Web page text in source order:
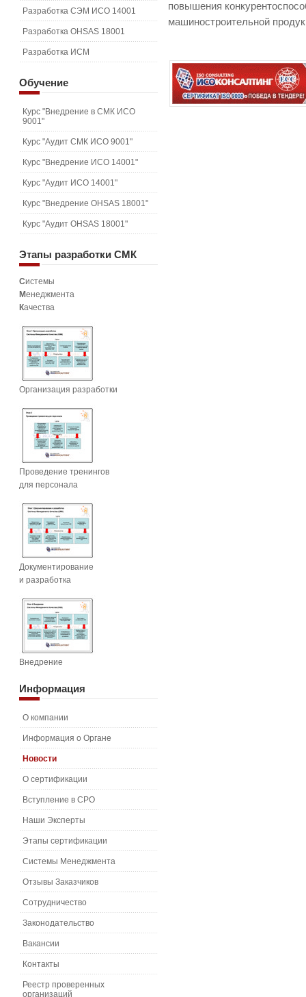
повышения
машиностроительной
Разработка СЭМ ИСО 14001
Разработка OHSAS 18001
Разработка ИСМ
Обучение
Курс "Внедрение в СМК ИСО
9001"
Курс "Аудит СМК ИСО 9001"
Курс "Внедрение ИСО 14001"
Курс "Аудит ИСО 14001"
Курс "Внедрение OHSAS 18001"
Курс "Аудит OHSAS 18001"
Этапы разработки СМК
Системы
Менеджмента
Качества
Организация разработки
Проведение тренингов
для персонала
Документирование
и разработка
Внедрение
Информация
О компании
Информация о Органе
Новости
О сертификации
Вступление в СРО
Наши Эксперты
Этапы сертификации
Системы Менеджмента
Отзывы Заказчиков
Сотрудничество
Законодательство
Вакансии
Контакты
Реестр проверенных
организаций